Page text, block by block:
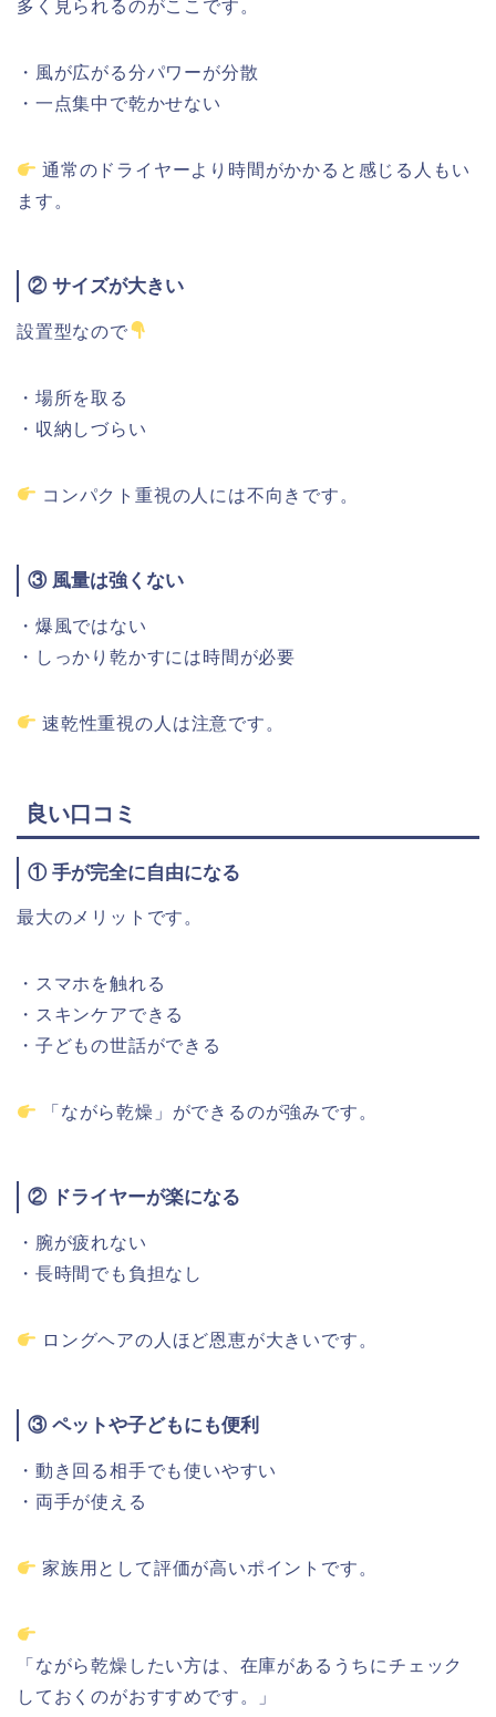
多く 見られるのがここです。
・ 風が広がる分パワーが分散
・ 一点集中 で乾かせない
通常の ドライヤーより 時間 がかかる と 感じる 人 も い
ま す。
② サイズが大きい
設置型なので
・ 場所を取る
・ 収納 しづらい
コンパクト重視の 人 に は不向き です。
③ 風量は強 く ない
・ 爆風ではない
・ しっかり乾かすに は時間 が必要
速乾性重視の 人 は注意です。
良い口 コミ
① 手が完全に自由になる
最大のメリット です。
・ スマホ を触れる
・ スキンケアできる
・ 子どもの世話ができる
「 ながら乾燥」 ができるのが強みです。
② ドライヤーが楽になる
・ 腕が疲れない
・ 長時間 でも 負担なし
ロングヘアの 人 ほど恩恵が大きいです。
③ ペットや子どもに も便利
・ 動き回る相手でも使いやすい
・ 両手が使える
家族用 として評価が高いポイント です。
「 ながら乾燥 したい方は、 在庫がある うちにチェック
し て おくのがおすすめです。」